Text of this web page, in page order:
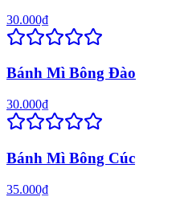
30.000₫
Bánh Mì Bông Đào
30.000₫
Bánh Mì Bông Cúc
35.000₫